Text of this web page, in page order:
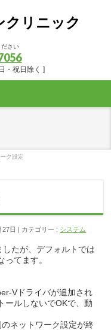
クリニック
ださい
・祝日除く ]
ク設定
27日 カテゴリー : システム
たが、デフォルトでは
てます。
Vドライバが追加され
ールしないでOKで、動
ネットワーク設定が終